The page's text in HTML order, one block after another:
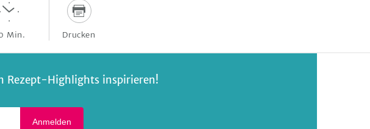
Min. Drucken
Rezept-Highlights inspirieren!
Anmelden